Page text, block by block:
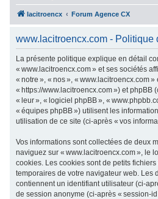
lacitroencx Forum Agence CX
www.lacitroencx.com - Politique
La présente politique explique en détail
« www.lacitroencx.com » et ses sociétés
« notre », « nos », « www.lacitroencx.com »
« https://www.lacitroencx.com ») et phpBB
« leur », « logiciel phpBB », «
« équipes phpBB ») utilisent les
utilisation de ce site (ci-après « vos
Vos informations sont collectées de deux
naviguez sur « www.lacitroencx.com », le
cookies. Les cookies sont de petits
temporaires de votre navigateur web. Les
contiennent un identifiant utilisateur (ci-
de session anonyme (ci-après « session-